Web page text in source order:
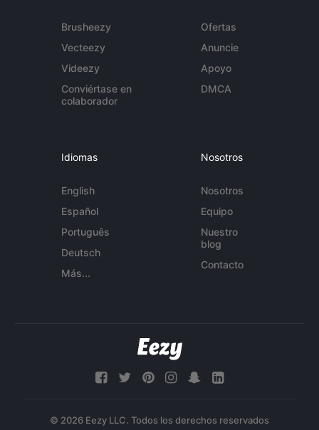
Brusheezy
Vecteezy
Videezy
Conviértase en
colaborador
Ofertas
Anuncie
Apoyo
DMCA
Idiomas
English
Español
Português
Deutsch
Más...
Nosotros
Nosotros
Equipo
Nuestro
blog
Contacto
© 2026 Eezy LLC. Todos los derechos reservados